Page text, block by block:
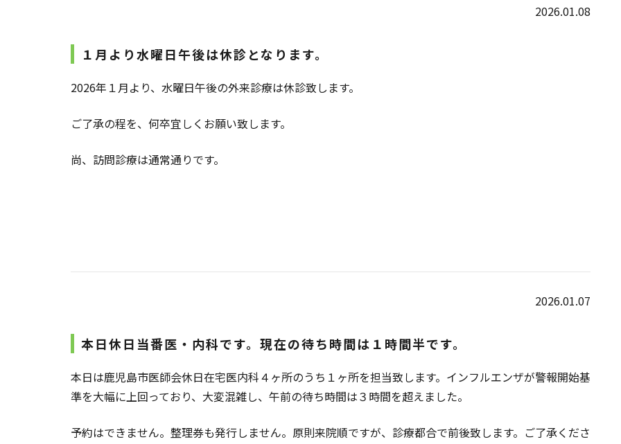
2026.01.08
１月より水曜日午後は休診となります。
2026年１月より、水曜日午後の外来診療は休診致します。
ご了承の程を、何卒宜しくお願い致します。
尚、訪問診療は通常通りです。
2026.01.07
本日休日当番医・内科です。現在の待ち時間は１時間半です。
本日は鹿児島市医師会休日在宅医内科４ヶ所のうち１ヶ所を担当致します。インフルエンザが警報開始基
準を大幅に上回っており、大変混雑し、午前の待ち時間は３時間を超えました。
予約はできません。整理券も発行しません。原則来院順ですが、診療都合で前後致します。ご了承くださ